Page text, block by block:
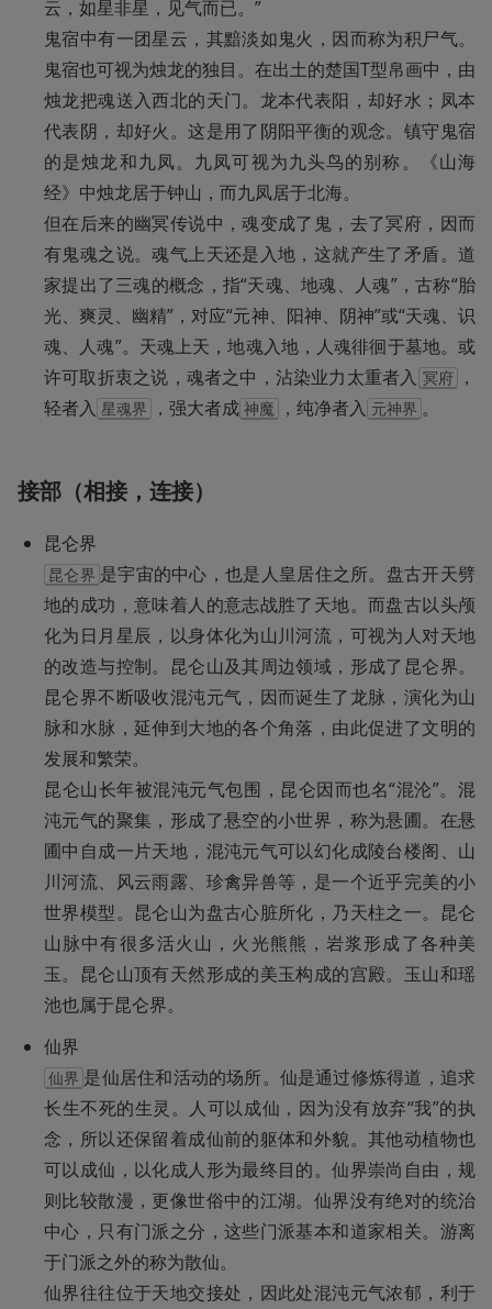
云，如星非星，见气而已。”
鬼宿中有一团星云，其黯淡如鬼火，因而称为积尸气。
鬼宿也可视为烛龙的独目。在出土的楚国T型帛画中，由
烛龙把魂送入西北的天门。龙本代表阳，却好水；凤本
代表阴，却好火。这是用了阴阳平衡的观念。镇守鬼宿
的是烛龙和九凤。九凤可视为九头鸟的别称。《山海
经》中烛龙居于钟山，而九凤居于北海。
但在后来的幽冥传说中，魂变成了鬼，去了冥府，因而
有鬼魂之说。魂气上天还是入地，这就产生了矛盾。道
家提出了三魂的概念，指“天魂、地魂、人魂”，古称“胎
光、爽灵、幽精”，对应“元神、阳神、阴神”或“天魂、识
魂、人魂”。天魂上天，地魂入地，人魂徘徊于墓地。或
许可取折衷之说，魂者之中，沾染业力太重者入 冥府
，
轻者入 星魂界 ，强大者成 神魔 ，纯净者入 元神界 。
接部（相接，连接）
昆仑界 是宇宙的中心，也是人皇居住之所。盘古开天劈
地的成功，意味着人的意志战胜了天地。而盘古以头颅
化为日月星辰，以身体化为山川河流，可视为人对天地
的改造与控制。昆仑山及其周边领域，形成了昆仑界。
昆仑界不断吸收混沌元气，因而诞生了龙脉，演化为山
脉和水脉，延伸到大地的各个角落，由此促进了文明的
发展和繁荣。
昆仑山长年被混沌元气包围，昆仑因而也名“混沦”。混
沌元气的聚集，形成了悬空的小世界，称为悬圃。在悬
圃中自成一片天地，混沌元气可以幻化成陵台楼阁、山
川河流、风云雨露、珍禽异兽等，是一个近乎完美的小
世界模型。昆仑山为盘古心脏所化，乃天柱之一。昆仑
山脉中有很多活火山，火光熊熊，岩浆形成了各种美
玉。昆仑山顶有天然形成的美玉构成的宫殿。玉山和瑶
池也属于昆仑界。
仙界 是仙居住和活动的场所。仙是通过修炼得道，追求
长生不死的生灵。人可以成仙，因为没有放弃“我”的执
念，所以还保留着成仙前的躯体和外貌。其他动植物也
可以成仙，以化成人形为最终目的。仙界崇尚自由，规
则比较散漫，更像世俗中的江湖。仙界没有绝对的统治
中心，只有门派之分，这些门派基本和道家相关。游离
于门派之外的称为散仙。
仙界往往位于天地交接处，因此处混沌元气浓郁，利于